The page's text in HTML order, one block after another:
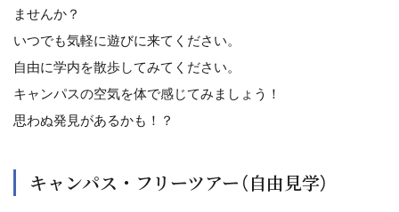
ませんか？
いつでも気軽に遊びに来てください。
自由に学内を散歩してみてください。
キャンパスの空気を体で感じてみましょう！
思わぬ発見があるかも！？
キャンパス・フリーツアー（自由見学）